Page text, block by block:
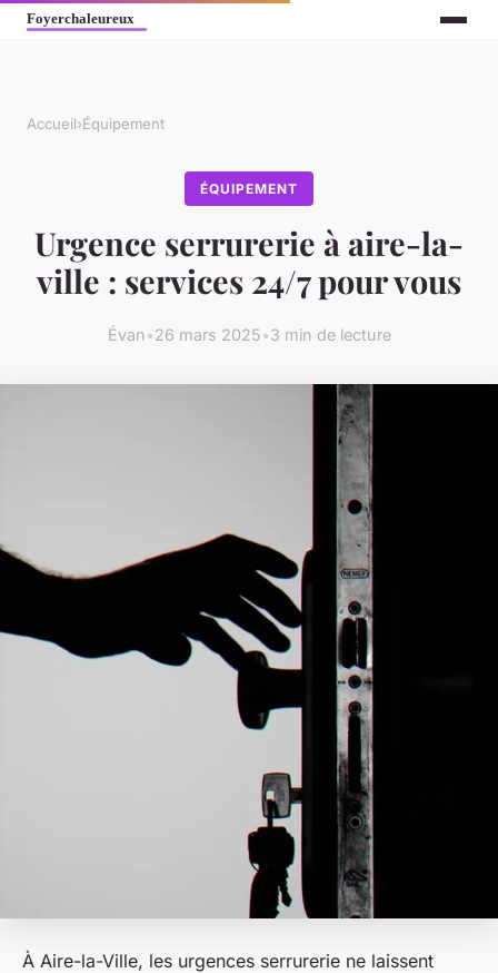
Accueil›Équipement
ÉQUIPEMENT
Urgence serrurerie à aire-la-
ville : services 24/7 pour vous
Évan•26 mars 2025•3 min de lecture
À Aire-la-Ville, les urgences serrurerie ne laissent